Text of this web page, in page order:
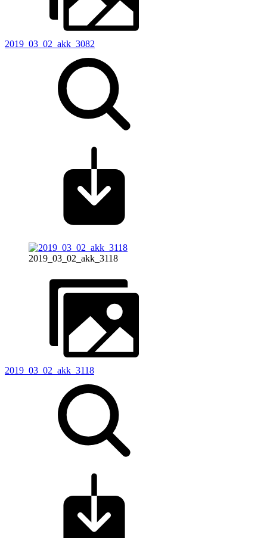
2019_03_02_akk_3082
2019_03_02_akk_3118
2019_03_02_akk_3118